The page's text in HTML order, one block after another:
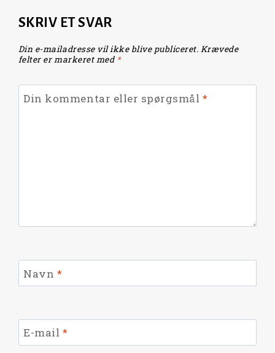
SKRIV ET SVAR
Din e-mailadresse vil ikke blive publiceret. Krævede
felter er markeret med *
Din kommentar eller spørgsmål *
Navn *
E-mail *